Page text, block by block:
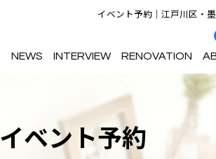
イベント予約｜江戸川区・
NEWS INTERVIEW RENOVATION
イベント予約